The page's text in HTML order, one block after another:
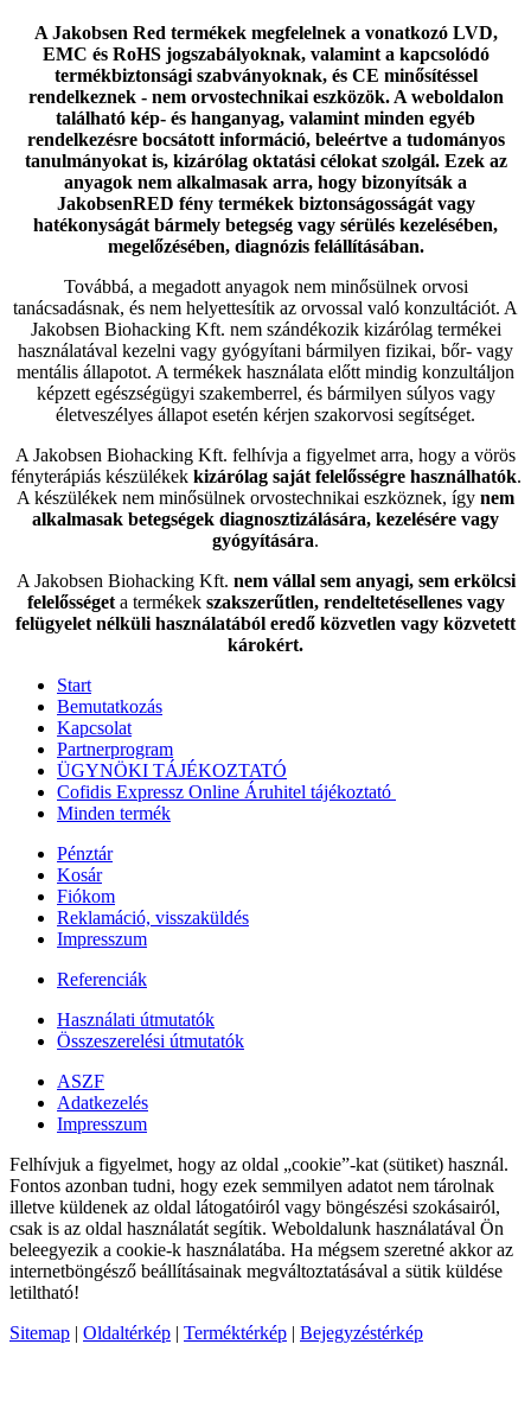
A Jakobsen Red termékek megfelelnek a vonatkozó LVD,
EMC és RoHS jogszabályoknak, valamint a kapcsolódó
termékbiztonsági szabványoknak, és CE minősítéssel
rendelkeznek - nem orvostechnikai eszközök. A weboldalon
található kép- és hanganyag, valamint minden egyéb
rendelkezésre bocsátott információ, beleértve a tudományos
tanulmányokat is, kizárólag oktatási célokat szolgál. Ezek az
anyagok nem alkalmasak arra, hogy bizonyítsák a
JakobsenRED fény termékek biztonságosságát vagy
hatékonyságát bármely betegség vagy sérülés kezelésében,
megelőzésében, diagnózis felállításában.
Továbbá, a megadott anyagok nem minősülnek orvosi
tanácsadásnak, és nem helyettesítik az orvossal való konzultációt. A
Jakobsen Biohacking Kft. nem szándékozik kizárólag termékei
használatával kezelni vagy gyógyítani bármilyen fizikai, bőr- vagy
mentális állapotot. A termékek használata előtt mindig konzultáljon
képzett egészségügyi szakemberrel, és bármilyen súlyos vagy
életveszélyes állapot esetén kérjen szakorvosi segítséget.
A Jakobsen Biohacking Kft. felhívja a figyelmet arra, hogy a vörös
fényterápiás készülékek kizárólag saját felelősségre használhatók.
A készülékek nem minősülnek orvostechnikai eszköznek, így nem
alkalmasak betegségek diagnosztizálására, kezelésére vagy
gyógyítására.
A Jakobsen Biohacking Kft. nem vállal sem anyagi, sem erkölcsi
felelősségeta termékek szakszerűtlen, rendeltetésellenes vagy
felügyelet nélküli használatából eredő közvetlen vagy közvetett
károkért.
Start
Bemutatkozás
Kapcsolat
Partnerprogram
ÜGYNÖKI TÁJÉKOZTATÓ
Cofidis Expressz Online Áruhitel tájékoztató
Minden termék
Pénztár
Kosár
Fiókom
Reklamáció, visszaküldés
Impresszum
Referenciák
Használati útmutatók
Összeszerelési útmutatók
ASZF
Adatkezelés
Impresszum
Felhívjuk a figyelmet, hogy az oldal „cookie”-kat (sütiket) használ.
Fontos azonban tudni, hogy ezek semmilyen adatot nem tárolnak
illetve küldenek az oldal látogatóiról vagy böngészési szokásairól,
csak is az oldal használatát segítik. Weboldalunk használatával Ön
beleegyezik a cookie-k használatába. Ha mégsem szeretné akkor az
internetböngésző beállításainak megváltoztatásával a sütik küldése
letiltható!
Sitemap | Oldaltérkép | Terméktérkép | Bejegyzéstérkép